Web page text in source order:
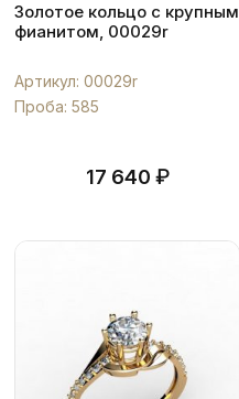
Золотое кольцо с крупным
фианитом, 00029r
Артикул: 00029r
Проба: 585
17 640 ₽